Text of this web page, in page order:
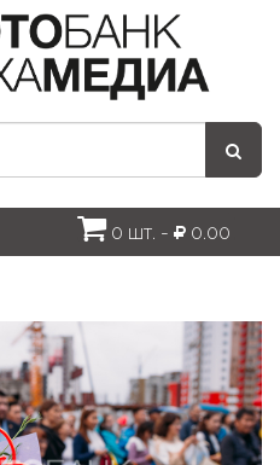
0 шт. - 0.00